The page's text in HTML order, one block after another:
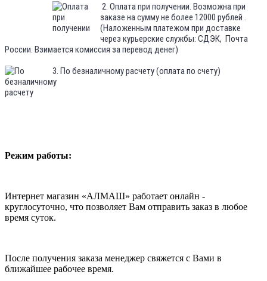
2. Оплата при получении. Возможна при
заказе на сумму не более 12000 рублей .
(Наложенным платежом при доставке
через курьерские службы: СДЭК, Почта
России. Взимается комиссия за перевод денег)
3. По безналичному расчету (оплата по счету)
Режим работы:
Интернет магазин «АЛМАШ» работает онлайн -
круглосуточно, что позволяет Вам отправить заказ в любое
время суток.
После получения заказа менеджер свяжется с Вами в
ближайшее рабочее время.